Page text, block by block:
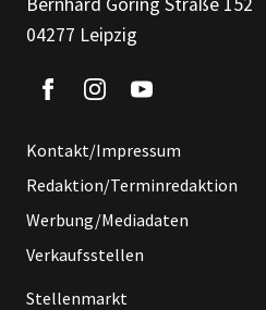
04277 Leipzig
Kontakt/Impressum
Redaktion/Terminredaktion
Werbung/Mediadaten
Verkaufsstellen
Stellenmarkt